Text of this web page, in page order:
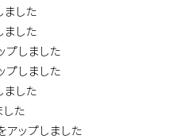
ました
ました
プしました
プしました
ました
た
アップしました